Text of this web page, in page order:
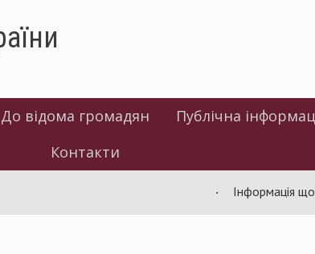
До відома громадян Публічна
Контакти
Інформація щодо